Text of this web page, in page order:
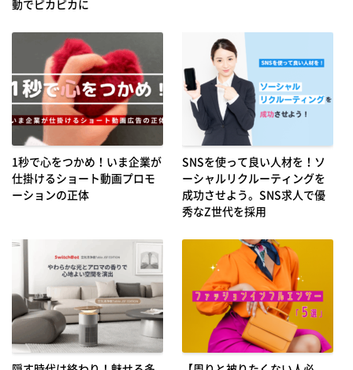
動でピカピカに
1秒で心をつかめ！いま企業が
仕掛けるショート動画プロモ
ーションの正体
SNSを使って良い人材を！ソ
ーシャルリクルーティングを
成功させよう。SNS求人で優
秀なZ世代を採用